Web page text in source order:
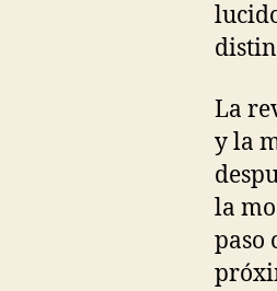
La
y la
la
paso